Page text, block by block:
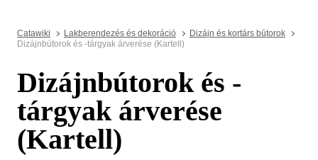
Catawiki Lakberendezés és dekoráció
Dizájn és kortárs bútorok
Dizájnbútorok és -tárgyak árverése (Kartell)
Dizájnbútorok és -
tárgyak árverése
(Kartell)